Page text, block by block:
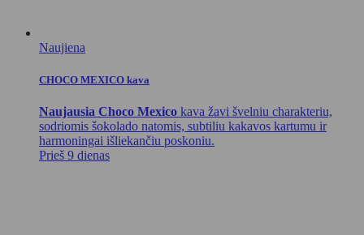
Naujiena
CHOCO MEXICO kava
Naujausia Choco Mexico kava žavi švelniu charakteriu,
sodriomis šokolado natomis, subtiliu kakavos kartumu ir
harmoningai išliekančiu poskoniu.
Prieš 9 dienas